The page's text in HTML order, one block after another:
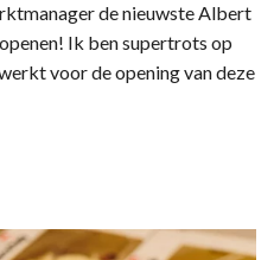
de nieuwste Albert
Ik ben supertrots op
voor de opening van deze